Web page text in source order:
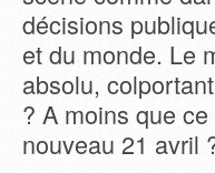
décisions
et du monde. Le
absolu,
? A moins que
nouveau 21 avril